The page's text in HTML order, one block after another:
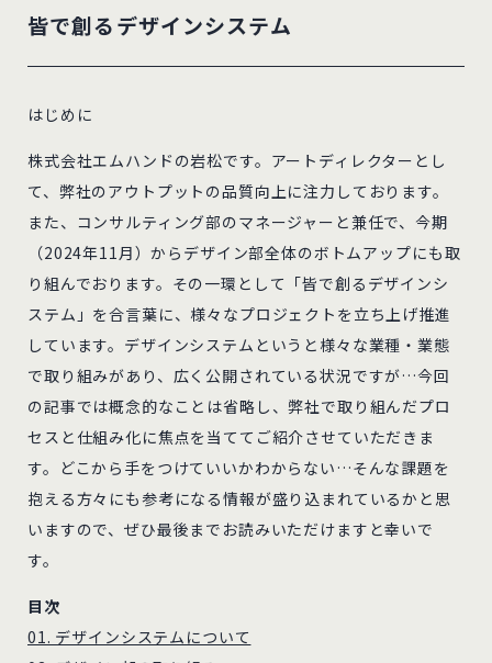
皆で創るデザインシステム
はじめに
株式会社エムハンドの岩松です。アートディレクターとし
て、弊社のアウトプットの品質向上に注力しております。
また、コンサルティング部のマネージャーと兼任で、今期
（2024年11月）からデザイン部全体のボトムアップにも取
り組んでおります。その一環として「皆で創るデザインシ
ステム」を合言葉に、様々なプロジェクトを立ち上げ推進
しています。デザインシステムというと様々な業種・業態
で取り組みがあり、広く公開されている状況ですが…今回
の記事では概念的なことは省略し、弊社で取り組んだプロ
セスと仕組み化に焦点を当ててご紹介させていただきま
す。どこから手をつけていいかわからない…そんな課題を
抱える方々にも参考になる情報が盛り込まれているかと思
いますので、ぜひ最後までお読みいただけますと幸いで
す。
目次
01. デザインシステムについて